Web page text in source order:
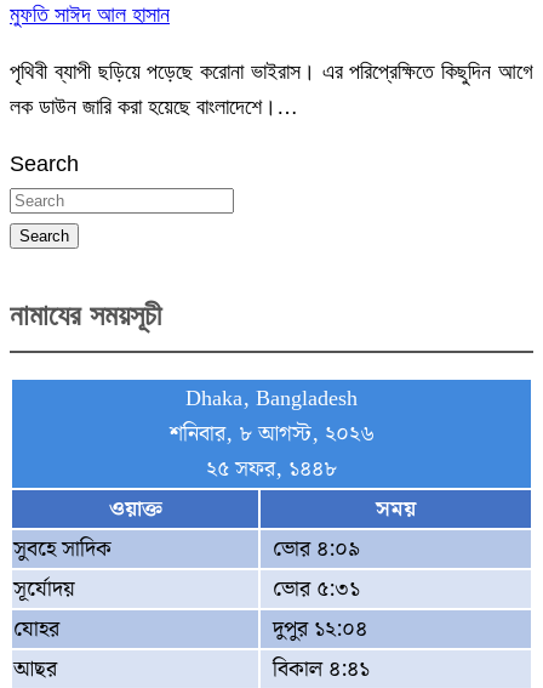
মুফতি সাঈদ আল হাসান
পৃথিবী ব্যাপী ছড়িয়ে পড়েছে করোনা ভাইরাস। এর পরিপ্রেক্ষিতে কিছুদিন আগে
লক ডাউন জারি করা হয়েছে বাংলাদেশে।…
Search
Search
নামাযের সময়সূচী
Dhaka, Bangladesh
শনিবার, ৮ আগস্ট, ২০২৬
২৫ সফর, ১৪৪৮
ওয়াক্ত
সময়
সুবহে সাদিক
ভোর ৪:০৯
সূর্যোদয়
ভোর ৫:৩১
যোহর
দুপুর ১২:০৪
আছর
বিকাল ৪:৪১